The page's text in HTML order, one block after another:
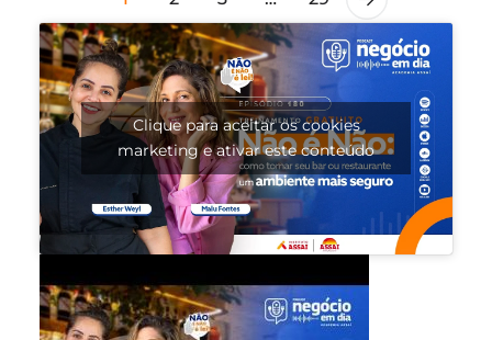
Clique para aceitar os cookies
marketing e ativar este conteúdo